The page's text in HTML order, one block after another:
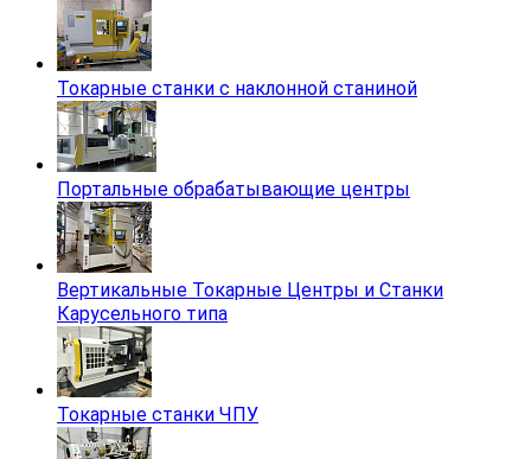
Токарные станки с наклонной станиной
Портальные обрабатывающие центры
Вертикальные Токарные Центры и Станки
Карусельного типа
Токарные станки ЧПУ